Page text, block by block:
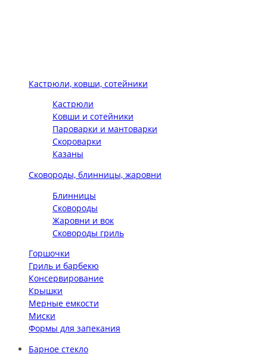
Кастрюли, ковши, сотейники
Кастрюли
Ковши и сотейники
Пароварки и мантоварки
Скороварки
Казаны
Сковороды, блинницы, жаровни
Блинницы
Сковороды
Жаровни и вок
Сковороды гриль
Горшочки
Гриль и барбекю
Консервирование
Крышки
Мерные емкости
Миски
Формы для запекания
Барное стекло